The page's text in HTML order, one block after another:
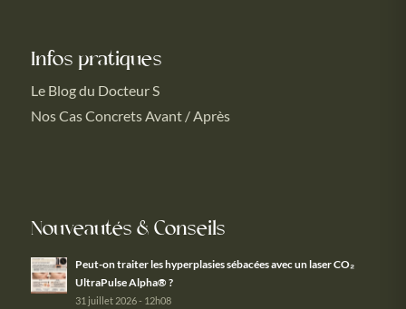
Infos pratiques
Le Blog du Docteur S
Nos Cas Concrets Avant / Après
Nouveautés & Conseils
Peut-on traiter les hyperplasies sébacées avec un laser CO₂
UltraPulse Alpha® ?
31 juillet 2026 - 12h08